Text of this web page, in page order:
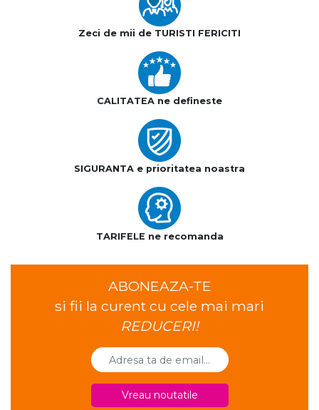
Zeci de mii de TURISTI FERICITI
CALITATEA ne defineste
SIGURANTA e prioritatea noastra
TARIFELE ne recomanda
ABONEAZA-TE
si fii la curent cu cele mai mari
REDUCERI!
Vreau noutatile